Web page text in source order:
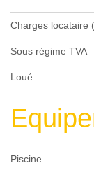
Charges locataire
Sous régime TVA
Loué
Piscine